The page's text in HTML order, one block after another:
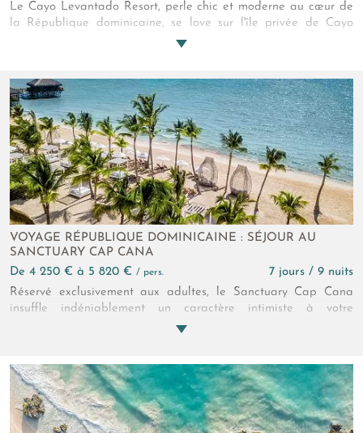
Le Cayo Levantado Resort, perle chic et moderne au cœur de
la République dominicaine, se love sur l'île privée de Cayo
Levantado dans la baie de Samana. L'hôtel incarne une
un monde de sérénité et d'authenticité. Le cœur du resort bat
au rythme du bien-être, avec des programmes conçus pour
nourrir l'esprit, le corps et l'âme. Côté hébergement, les suites
et villas, sublimées par une couleur blanche immaculée offrent
des moments uniques au cœur d'un écrin luxueux et apaisant.
VOYAGE RÉPUBLIQUE DOMINICAINE : SÉJOUR AU
SANCTUARY CAP CANA
de 4 250 € à 5 820 € / pers.
7 jours / 9 nuits
Réservé exclusivement aux adultes, le Sanctuary Cap Cana
insuffle indéniablement un caractère intimiste à votre
escapade dominicaine. Les élégantes suites et villas
luxueux spa, cinq piscines, un accès à un parcours de golf et
de savoureux restaurants à la carte sont à votre disposition. En
outre, le resort vous promet de passer une escapade
inoubliable au cœur de la République dominicaine.